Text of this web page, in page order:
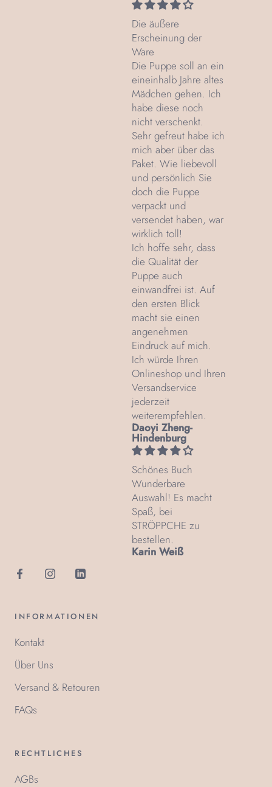
Die äußere
Erscheinung der
Ware
Die Puppe soll an ein
eineinhalb Jahre altes
Mädchen gehen. Ich
habe diese noch
nicht verschenkt.
Sehr gefreut habe ich
mich aber über das
Paket. Wie liebevoll
und persönlich Sie
doch die Puppe
verpackt und
versendet haben, war
wirklich toll!
Ich hoffe sehr, dass
die Qualität der
Puppe auch
einwandfrei ist. Auf
den ersten Blick
macht sie einen
angenehmen
Eindruck auf mich.
Ich würde Ihren
Onlineshop und Ihren
Versandservice
jederzeit
weiterempfehlen.
Daoyi Zheng-
Hindenburg
Schönes Buch
Wunderbare
Auswahl! Es macht
Spaß, bei
STRÖPPCHE zu
bestellen.
Karin Weiß
INFORMATIONEN
Kontakt
Über Uns
Versand & Retouren
FAQs
RECHTLICHES
AGBs